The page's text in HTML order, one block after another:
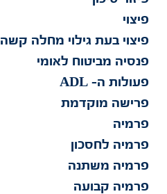
פיצוי
פיצוי בעת גילוי מחלה קשה
פנסיה מביטוח לאומי
פעולות ה- ADL
פרישה מוקדמת
פרמיה
פרמיה לחסכון
פרמיה משתנה
פרמיה קבועה